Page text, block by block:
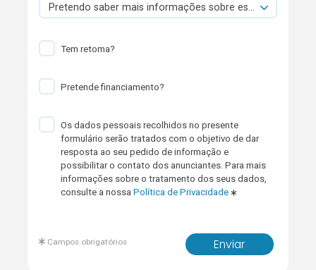
Pretendo saber mais informações sobre esta viatura.
Tem retoma?
Pretende financiamento?
Os dados pessoais recolhidos no presente
formulário serão tratados com o objetivo de dar
resposta ao seu pedido de informação e
possibilitar o contato dos anunciantes. Para mais
informações sobre o tratamento dos seus dados,
consulte a nossaPolítica de Privacidade
Enviar
Campos obrigatórios